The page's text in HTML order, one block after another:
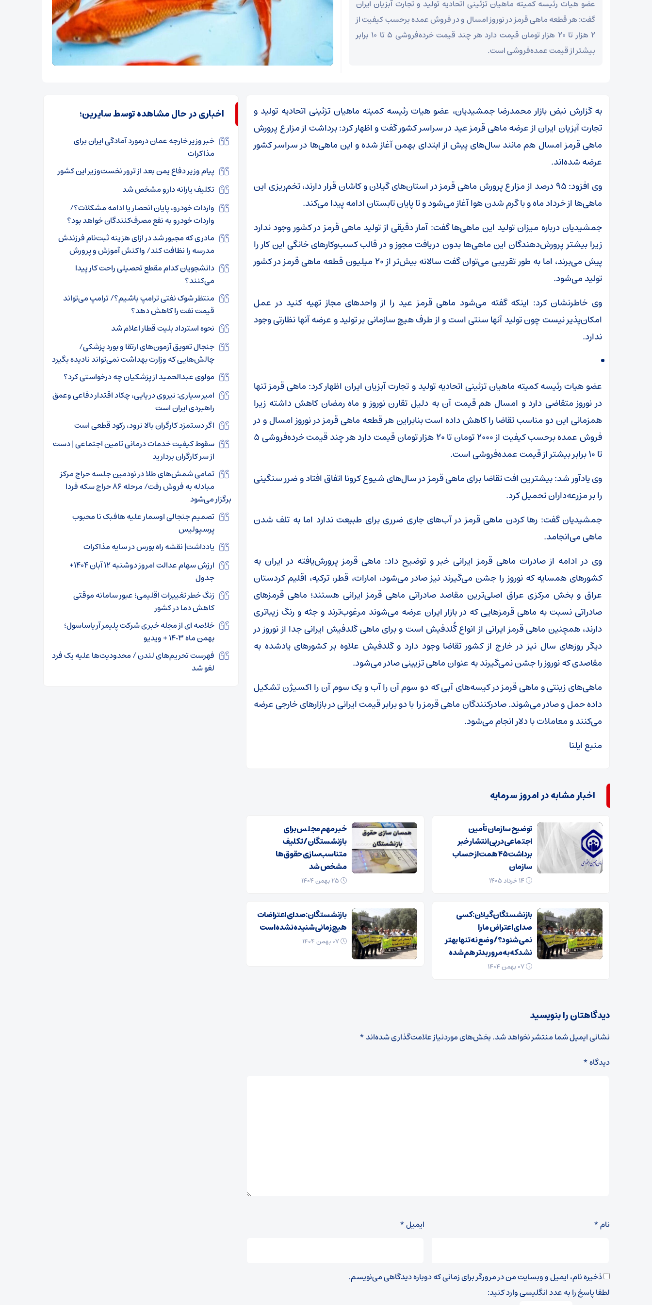
عضو هیات رئیسه کمیته ماهیان تزئینی اتحادیه تولید و تجارت آبزیان ایران
گفت: هر قطعه ماهی قرمز در نوروز امسال و در فروش عمده برحسب کیفیت از
۲ هزار تا ۲۰ هزار تومان قیمت دارد هر چند قیمت خرده‌فروشی ۵ تا ۱۰ برابر
بیشتر از قیمت عمده‌فروشی است.
به گزارش نبض بازار محمدرضا جمشیدیان، عضو هیات رئیسه کمیته ماهیان تزئینی اتحادیه تولید و
تجارت آبزیان ایران از عرضه ماهی قرمز عید در سراسر کشور گفت و اظهار کرد: برداشت از مزارع پرورش
ماهی قرمز امسال هم مانند سال‌های پیش از ابتدای بهمن آغاز شده و این ماهی‌ها در سراسر کشور
عرضه شده‌اند.
وی افزود: ۹۵ درصد از مزارع پرورش ماهی قرمز در استان‌های گیلان و کاشان قرار دارند، تخم‌ریزی این
ماهی‌ها از خرداد ماه و با گرم شدن هوا آغاز می‌شود و تا پایان تابستان ادامه پیدا می‌کند.
جمشیدیان درباره میزان تولید این ماهی‌ها گفت: آمار دقیقی از تولید ماهی قرمز در کشور وجود ندارد
زیرا بیشتر پرورش‌دهندگان این ماهی‌ها بدون دریافت مجوز و در قالب کسب‌وکارهای خانگی این کار را
پیش می‌برند، اما به طور تقریبی می‌توان گفت سالانه بیش‌تر از ۲۰ میلیون قطعه ماهی قرمز در کشور
تولید می‌شود.
وی خاطرنشان کرد: اینکه گفته می‌شود ماهی قرمز عید را از واحدهای مجاز تهیه کنید در عمل
امکان‌پذیر نیست چون تولید آنها سنتی است و از طرف هیچ سازمانی بر تولید و عرضه آنها نظارتی وجود
ندارد.
عضو هیات رئیسه کمیته ماهیان تزئینی اتحادیه تولید و تجارت آبزیان ایران اظهار کرد: ماهی قرمز تنها
در نوروز متقاضی دارد و امسال هم قیمت آن به دلیل تقارن نوروز و ماه رمضان کاهش داشته زیرا
همزمانی این دو مناسب تقاضا را کاهش داده است بنابراین هر قطعه ماهی قرمز در نوروز امسال و در
فروش عمده برحسب کیفیت از ۲۰۰۰ تومان تا ۲۰ هزار تومان قیمت دارد هر چند قیمت خرده‌فروشی ۵
تا ۱۰ برابر بیشتر از قیمت عمده‌فروشی است.
وی یادآور شد: بیشترین افت تقاضا برای ماهی قرمز در سال‌های شیوع کرونا اتفاق افتاد و ضرر سنگینی
را بر مزرعه‌داران تحمیل کرد.
جمشیدیان گفت: رها کردن ماهی قرمز در آب‌های جاری ضرری برای طبیعت ندارد اما به تلف شدن
ماهی می‌انجامد.
وی در ادامه از صادرات ماهی قرمز ایرانی خبر و توضیح داد: ماهی قرمز پرورش‌یافته در ایران به
کشورهای همسایه که نوروز را جشن می‌گیرند نیز صادر می‌شود، امارات،‌ قطر، ترکیه، اقلیم کردستان
عراق و بخش مرکزی عراق اصلی‌ترین مقاصد صادراتی ماهی قرمز ایرانی هستند؛ ماهی قرمزهای
صادراتی نسبت به ماهی قرمزهایی که در بازار ایران عرضه می‌شوند مرغوب‌ترند و جثه و رنگ زیباتری
دارند، همچنین ماهی قرمز ایرانی از انواع گُلدفیش است و برای ماهی گلدفیش ایرانی جدا از نوروز در
دیگر روزهای سال نیز در خارج از کشور تقاضا وجود دارد و گلدفیش علاوه بر کشورهای یادشده به
مقاصدی که نوروز را جشن نمی‌گیرند به عنوان ماهی تزیینی صادر می‌شود.
ماهی‌های زینتی و ماهی قرمز در کیسه‌های آبی که دو سوم آن را آب و یک سوم آن را اکسیژن تشکیل
داده حمل و صادر می‌شوند. صادرکنندگان ماهی قرمز را با دو برابر قیمت ایرانی در بازارهای خارجی عرضه
می‌کنند و معاملات با دلار انجام می‌شود.
منبع ایلنا
اخبار مشابه در امروز سرمایه
توضیح سازمان تأمین
اجتماعی در پی انتشار خبر
برداشت ۴۵ همت از حساب
سازمان
خبر مهم مجلس برای
بازنشستگان/ تکلیف
متناسب‌سازی حقوق‌ها
مشخص شد
بازنشستگان گیلان: کسی
صدای اعتراض ما را
نمی‌شنود؟/ وضع نه تنها بهتر
نشد که به مرور بدتر هم شده
بازنشستگان: صدای اعتراضات
هیچ زمانی شنیده نشده است
۰۷ بهمن ۱۴۰۴
دیدگاهتان را بنویسید
نشانی ایمیل شما منتشر نخواهد شد.بخش‌های موردنیاز علامت‌گذاری شده‌اند*
دیدگاه*
نام* ایمیل*
ذخیره نام، ایمیل و وبسایت من در مرورگر برای زمانی که دوباره دیدگاهی می‌نویسم.
لطفا پاسخ را به عدد انگلیسی وارد کنید:
اخباری در حال مشاهده توسط سایرین؛
خبر وزیر خارجه عمان درمورد آمادگی ایران برای
مذاکرات
پیام وزیر دفاع یمن بعد از ترور نخست‌وزیر این کشور
تکلیف یارانه دارو مشخص شد
واردات خودرو، پایان انحصار یا ادامه مشکلات؟/
واردات خودرو به نفع مصرف‌کنندگان خواهد بود؟
مادری که مجبور شد در ازای هزینه ثبت‌نام فرزندش
مدرسه را نظافت کند/ واکنش آموزش و پرورش
دانشجویان کدام مقطع تحصیلی راحت کار پیدا
می‌کنند؟
منتظر شوک نفتی ترامپ باشیم؟/ ترامپ می‌تواند
قیمت نفت را کاهش دهد؟
نحوه استرداد بلیت قطار اعلام شد
جنجال تعویق آزمون‌های ارتقا و بورد پزشکی/
چالش‌هایی که وزارت بهداشت نمی‌تواند نادیده بگیرد
مولوی عبدالحمید از پزشکیان چه درخواستی کرد؟
امیر سیاری: نیروی دریایی، چکاد اقتدار دفاعی وعمق
راهبردی ایران است
اگر دستمزد کارگران بالا نرود، رکود قطعی است
سقوط کیفیت خدمات درمانی تامین اجتماعی | دست
از سر کارگران بردارید
تمامی شمش‌های طلا در نودمین جلسه حراج مرکز
مبادله به فروش رفت/ مرحله ۸۶ حراج سکه فردا
برگزار می‌شود
تصمیم جنجالی اوسمار علیه هافبک نا محبوب
پرسپولیس
یادداشت| نقشه راه بورس در سایه مذاکرات
ارزش سهام عدالت امروز دوشنبه ۱۲ آبان ۱۴۰۴+
جدول
زنگ خطر تغییرات اقلیمی؛ عبور سامانه موقتی
کاهش دما در کشور
خلاصه ای از مجله خبری شرکت پلیمر آریاساسول؛
بهمن ماه ١۴٠٣ + ویدیو
فهرست تحریم‌های لندن / محدودیت‌ها علیه یک فرد
لغو شد